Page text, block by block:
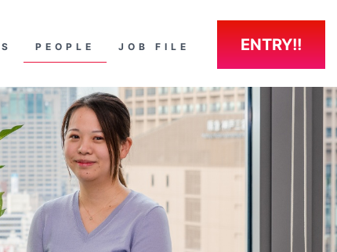
PEOPLE JOB FILE ENTRY!!